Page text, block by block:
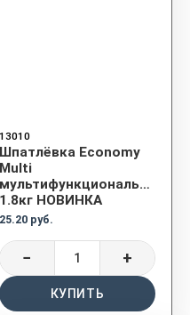
13010
Шпатлёвка Economy
Multi
мультифункциональная
1.8кг НОВИНКА
25.20 руб.
− +
КУПИТЬ